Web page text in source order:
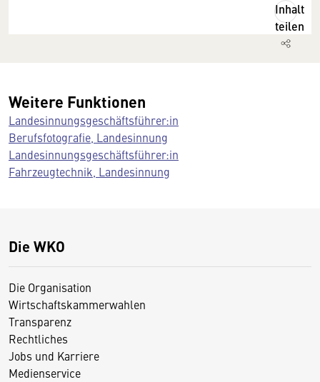
Inhalt
teilen
Weitere Funktionen
Landesinnungsgeschäftsführer:in
Berufsfotografie, Landesinnung
Landesinnungsgeschäftsführer:in
Fahrzeugtechnik, Landesinnung
Die WKO
Die Organisation
Wirtschaftskammerwahlen
Transparenz
Rechtliches
Jobs und Karriere
Medienservice